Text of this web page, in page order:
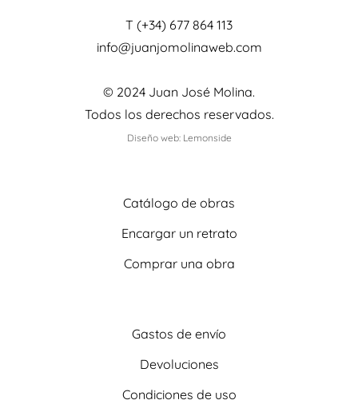
T (+34) 677 864 113
info@juanjomolinaweb.com
© 2024 Juan José Molina.
Todos los derechos reservados.
Diseño web: Lemonside
Catálogo de obras
Encargar un retrato
Comprar una obra
Gastos de envío
Devoluciones
Condiciones de uso